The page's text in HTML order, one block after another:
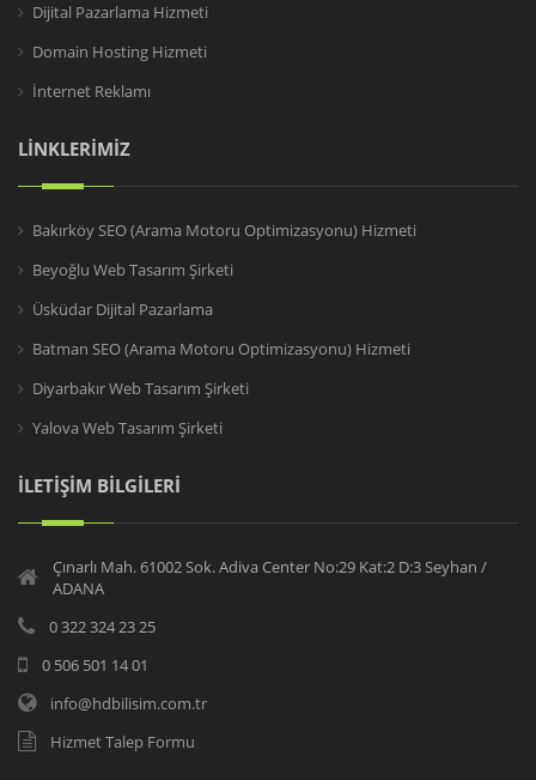
Dijital Pazarlama Hizmeti
Domain Hosting Hizmeti
İnternet Reklamı
LİNKLERİMİZ
Bakırköy SEO (Arama Motoru Optimizasyonu) Hizmeti
Beyoğlu Web Tasarım Şirketi
Üsküdar Dijital Pazarlama
Batman SEO (Arama Motoru Optimizasyonu) Hizmeti
Diyarbakır Web Tasarım Şirketi
Yalova Web Tasarım Şirketi
İLETİŞİM BİLGİLERİ
Çınarlı Mah. 61002 Sok. Adiva Center No:29 Kat:2 D:3 Seyhan /
ADANA
0 322 324 23 25
0 506 501 14 01
info@hdbilisim.com.tr
Hizmet Talep Formu